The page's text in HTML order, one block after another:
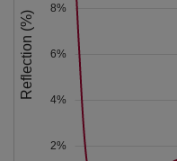
2%
4%
6%
8%
Reflection (%)